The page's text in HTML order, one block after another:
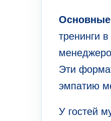
тренинги
Эти
эмпатию
У гостей